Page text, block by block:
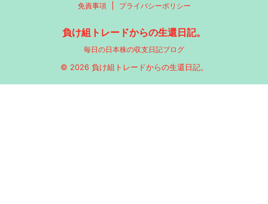
免責事項 プライバシーポリシー
負け組トレードからの生還日記。
毎日の日本株の収支日記ブログ
© 2026 負け組トレードからの生還日記。